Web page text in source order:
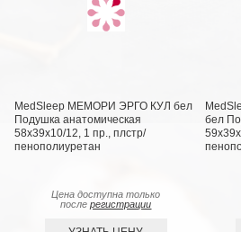
MedSleep МЕМОРИ ЭРГО КУЛ бел
Подушка анатомическая
58x39x10/12, 1 пр., плстр/
пенополиуретан
Цена доступна только
послерегистрации
бел